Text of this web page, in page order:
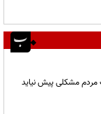
مردم مشکلی پیش نیاید